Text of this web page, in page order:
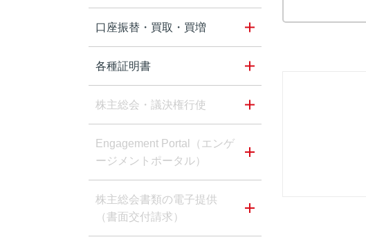
口座振替・買取・買増
各種証明書
株主総会・議決権行使
Engagement Portal（エンゲ
ージメントポータル）
株主総会書類の電子提供
（書面交付請求）